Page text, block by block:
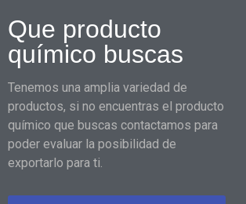
Que producto
químico buscas
Tenemos una amplia variedad de
productos, si no encuentras el producto
químico que buscas contactamos para
poder evaluar la posibilidad de
exportarlo para ti.